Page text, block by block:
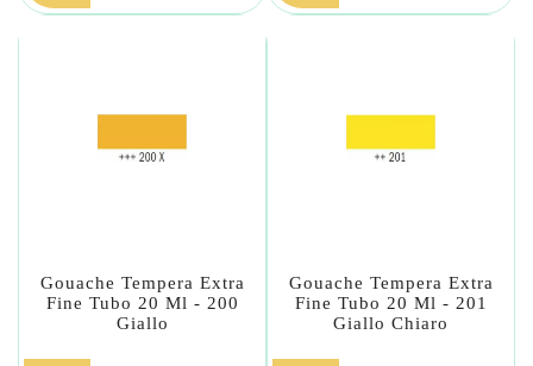
Gouache Tempera Extra
Fine Tubo 20 Ml - 200
Giallo
Gouache Tempera Extra
Fine Tubo 20 Ml - 201
Giallo Chiaro